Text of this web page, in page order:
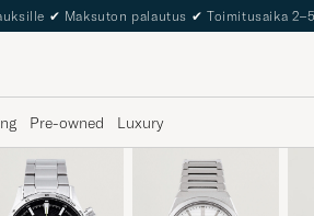
✔ Maksuton palautus ✔ Toimitusaika
Pre-owned Luxury